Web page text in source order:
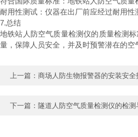
耐用性测试：仪器在出厂前应经过耐用
7.总结
地铁站人防空气质量检测仪的质量检测
量，保障人员安全，并及时预警潜在的
上一篇： 商场人防生物报警器的安装安全
下一篇： 隧道人防空气质量检测仪的检测